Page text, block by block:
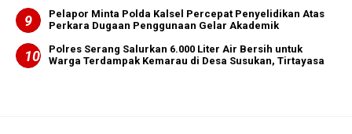
Pelapor Minta Polda Kalsel Percepat Penyelidikan Atas
Perkara Dugaan Penggunaan Gelar Akademik
Polres Serang Salurkan 6.000 Liter Air Bersih untuk
Warga Terdampak Kemarau di Desa Susukan, Tirtayasa